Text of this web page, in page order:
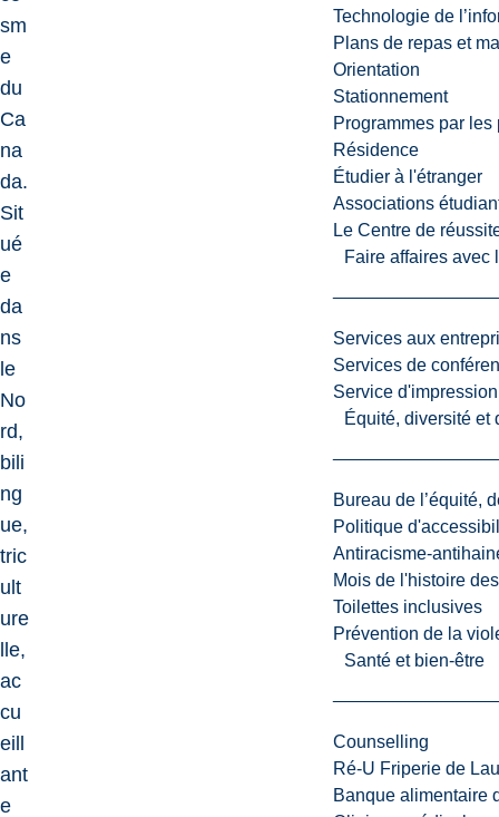
Technologie de
Plans de repas et
Orientation
Stationnement
Programmes par les
Résidence
Étudier à l'étranger
Associations
Le Centre de
Faire affaires avec
Services aux
Services de
Service d'impression
Équité, diversité et
Bureau de l’équité,
Politique
Antiracisme-
Mois de l'histoire
Toilettes inclusives
Prévention de la
Santé et bien-être
Counselling
Ré-U Friperie de
Banque alimentaire
sm
e
du
Ca
na
da.
Sit
ué
e
da
ns
le
No
rd,
bili
ng
ue,
tric
ult
ure
lle,
ac
cu
eill
ant
e